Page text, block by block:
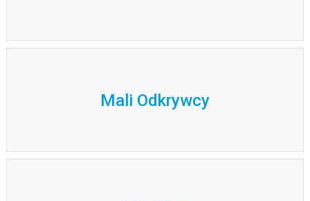
Mali Odkrywcy